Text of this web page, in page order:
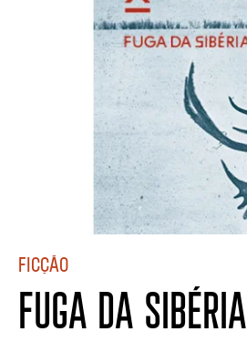
Ficção
FUGA DA SIBÉRIA